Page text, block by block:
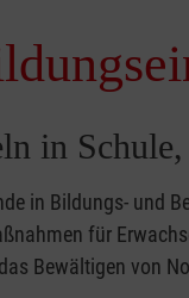
in
in Bildungs- und
für
Bewältigen von